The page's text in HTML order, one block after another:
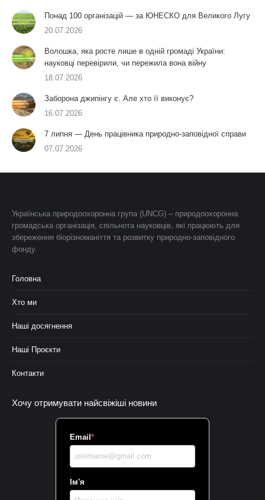
Понад 100 організацій — за ЮНЕСКО для Великого Лугу
20.07.2026
Волошка, яка росте лише в одній громаді України:
науковці перевірили, чи пережила вона війну
18.07.2026
Заборона джипінгу є. Але хто її виконує?
16.07.2026
7 липня — День працівника природно-заповідної справи
07.07.2026
Українська природоохоронна група (UNCG) – природоохоронна
громадська організація, спільнота науковців, які працюють для
збереження біорізноманіття та розвитку природно-заповідного
фонду.
Головна
Хто ми
Наші досягнення
Наші Проєкти
Контакти
Хочу отримувати найсвіжіші новини
Email *
Ім'я